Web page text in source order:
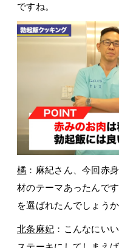
ですね。
橘 ：麻紀さん、今回赤
材のテーマあったんで
を選ばれたんでしょうか
北条麻妃 ：こんなにい